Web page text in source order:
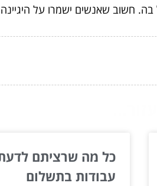
חשוב שאנשים ישמרו על
כל מה שרציתם
עבודות בתשלום